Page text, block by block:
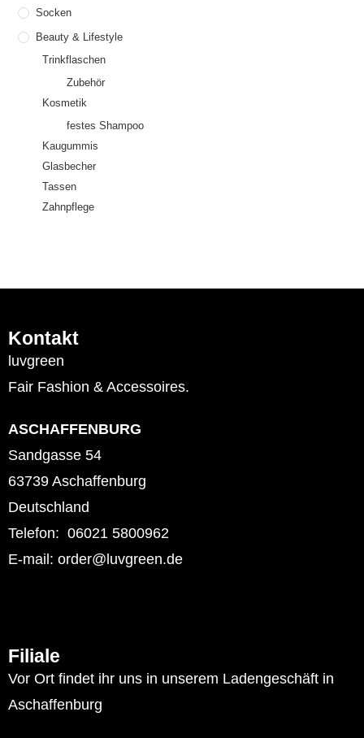
Socken
Beauty & Lifestyle
Trinkflaschen
Zubehör
Kosmetik
festes Shampoo
Kaugummis
Glasbecher
Tassen
Zahnpflege
Kontakt
luvgreen
Fair Fashion & Accessoires.
ASCHAFFENBURG
Sandgasse 54
63739 Aschaffenburg
Deutschland
Telefon: 06021 5800962
E-mail: order@luvgreen.de
Filiale
Vor Ort findet ihr uns in unserem Ladengeschäft in
Aschaffenburg